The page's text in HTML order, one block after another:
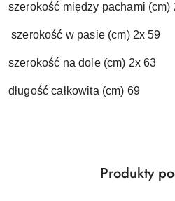
szerokość między pachami (cm)
szerokość w pasie (cm) 2x 59
szerokość na dole (cm) 2x 63
długość całkowita (cm) 69
Pomiń karuzelęProdukty
Produkty